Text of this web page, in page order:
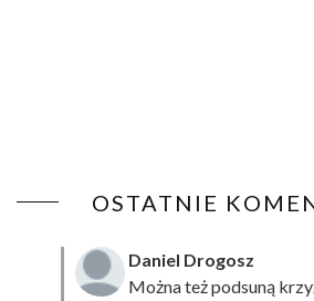
OSTATNIE
Daniel Drogosz
Można też podsuną